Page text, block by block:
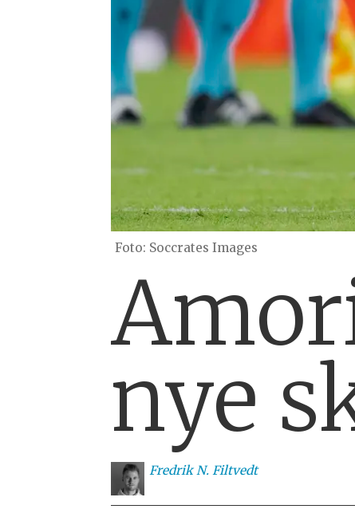
Soccrates Images
nye
Fredrik N. Filtvedt